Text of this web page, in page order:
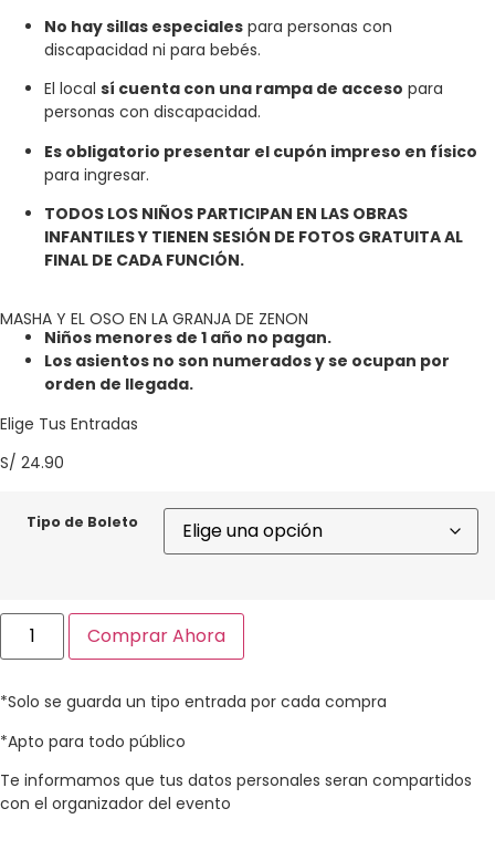
No hay sillas especiales para personas con
discapacidad ni para bebés.
El local sí cuenta con una rampa de acceso para
personas con discapacidad.
Es obligatorio presentar el cupón impreso en físico
para ingresar.
TODOS LOS NIÑOS PARTICIPAN EN LAS OBRAS
INFANTILES Y TIENEN SESIÓN DE FOTOS GRATUITA AL
FINAL DE CADA FUNCIÓN.
MASHA Y EL OSO EN LA GRANJA DE ZENON
Niños menores de 1 año no pagan.
Los asientos no son numerados y se ocupan por
orden de llegada.
Elige Tus Entradas
S/ 24.90
Tipo de Boleto
Comprar Ahora
*Solo se guarda un tipo entrada por cada compra​
*Apto para todo público​
Te informamos que tus datos personales seran compartidos
con el organizador del evento